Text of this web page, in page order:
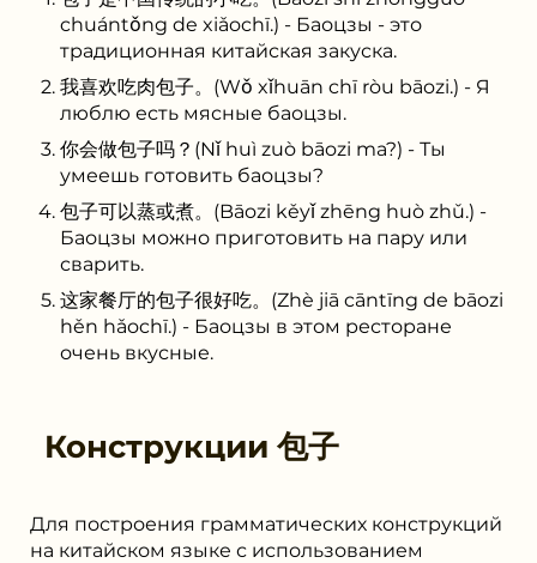
chuántǒng de xiǎochī.) - Баоцзы - это
традиционная китайская закуска.
我喜欢吃肉包子。(Wǒ xǐhuān chī ròu bāozi.) - Я
люблю есть мясные баоцзы.
你会做包子吗？(Nǐ huì zuò bāozi ma?) - Ты
умеешь готовить баоцзы?
包子可以蒸或煮。(Bāozi kěyǐ zhēng huò zhǔ.) -
Баоцзы можно приготовить на пару или
сварить.
这家餐厅的包子很好吃。(Zhè jiā cāntīng de bāozi
hěn hǎochī.) - Баоцзы в этом ресторане
очень вкусные.
Конструкции 包子
Для построения грамматических конструкций
на китайском языке с использованием